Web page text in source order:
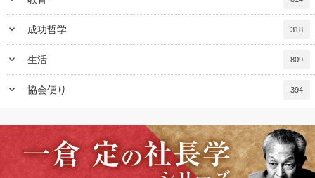
keyboard_arrow_down 成功哲学 318
keyboard_arrow_down 生活 809
keyboard_arrow_down 協会便り 394